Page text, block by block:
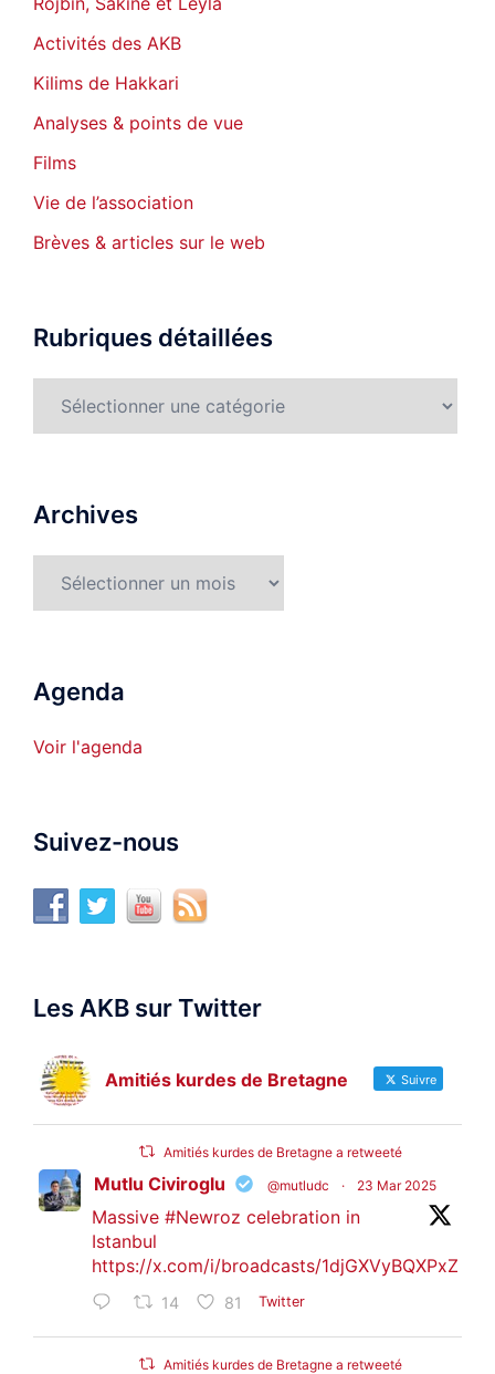
Activités des AKB
Kilims de Hakkari
Analyses & points de vue
Films
Vie de l’association
Brèves & articles sur le web
Rubriques détaillées
Archives
Agenda
Voir l'agenda
Suivez-nous
Les AKB sur Twitter
Amitiés kurdes de Bretagne Suivre
Amitiés kurdes de Bretagne a retweeté
Mutlu Civiroglu @mutludc · 23 Mar 2025
Massive #Newroz celebration in
Istanbul
https://x.com/i/broadcasts/1djGXVyBQXPxZ
14 81 Twitter
Amitiés kurdes de Bretagne a retweeté